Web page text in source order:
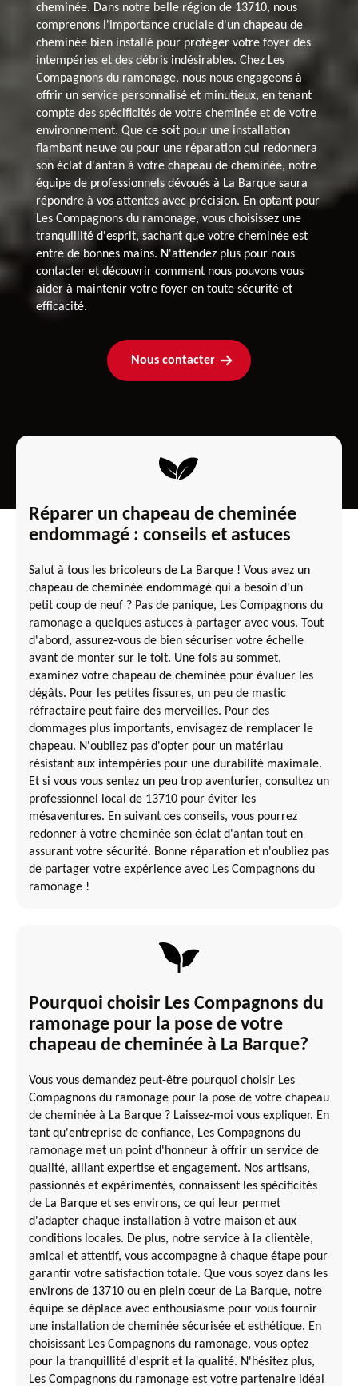
cheminée. Dans notre belle région de 13710, nous
comprenons l'importance cruciale d'un chapeau de
cheminée bien installé pour protéger votre foyer des
intempéries et des débris indésirables. Chez Les
Compagnons du ramonage, nous nous engageons à
offrir un service personnalisé et minutieux, en tenant
compte des spécificités de votre cheminée et de votre
environnement. Que ce soit pour une installation
flambant neuve ou pour une réparation qui redonnera
son éclat d'antan à votre chapeau de cheminée, notre
équipe de professionnels dévoués à La Barque saura
répondre à vos attentes avec précision. En optant pour
Les Compagnons du ramonage, vous choisissez une
tranquillité d'esprit, sachant que votre cheminée est
entre de bonnes mains. N'attendez plus pour nous
contacter et découvrir comment nous pouvons vous
aider à maintenir votre foyer en toute sécurité et
efficacité.
Nous contacter
Réparer un chapeau de cheminée
endommagé : conseils et astuces
Salut à tous les bricoleurs de La Barque ! Vous avez un
chapeau de cheminée endommagé qui a besoin d'un
petit coup de neuf ? Pas de panique, Les Compagnons du
ramonage a quelques astuces à partager avec vous. Tout
d'abord, assurez-vous de bien sécuriser votre échelle
avant de monter sur le toit. Une fois au sommet,
examinez votre chapeau de cheminée pour évaluer les
dégâts. Pour les petites fissures, un peu de mastic
réfractaire peut faire des merveilles. Pour des
dommages plus importants, envisagez de remplacer le
chapeau. N'oubliez pas d'opter pour un matériau
résistant aux intempéries pour une durabilité maximale.
Et si vous vous sentez un peu trop aventurier, consultez un
professionnel local de 13710 pour éviter les
mésaventures. En suivant ces conseils, vous pourrez
redonner à votre cheminée son éclat d'antan tout en
assurant votre sécurité. Bonne réparation et n'oubliez pas
de partager votre expérience avec Les Compagnons du
ramonage !
Pourquoi choisir Les Compagnons du
ramonage pour la pose de votre
chapeau de cheminée à La Barque?
Vous vous demandez peut-être pourquoi choisir Les
Compagnons du ramonage pour la pose de votre chapeau
de cheminée à La Barque ? Laissez-moi vous expliquer. En
tant qu'entreprise de confiance, Les Compagnons du
ramonage met un point d'honneur à offrir un service de
qualité, alliant expertise et engagement. Nos artisans,
passionnés et expérimentés, connaissent les spécificités
de La Barque et ses environs, ce qui leur permet
d'adapter chaque installation à votre maison et aux
conditions locales. De plus, notre service à la clientèle,
amical et attentif, vous accompagne à chaque étape pour
garantir votre satisfaction totale. Que vous soyez dans les
environs de 13710 ou en plein cœur de La Barque, notre
équipe se déplace avec enthousiasme pour vous fournir
une installation de cheminée sécurisée et esthétique. En
choisissant Les Compagnons du ramonage, vous optez
pour la tranquillité d'esprit et la qualité. N'hésitez plus,
Les Compagnons du ramonage est votre partenaire idéal